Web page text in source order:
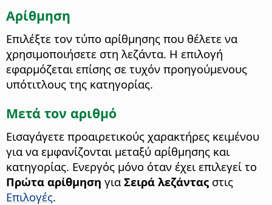
Αρίθμηση
Επιλέξτε τον τύπο αρίθμησης που θέλετε να
χρησιμοποιήσετε στη λεζάντα. Η επιλογή
εφαρμόζεται επίσης σε τυχόν προηγούμενους
υπότιτλους της κατηγορίας.
Μετά τον αριθμό
Εισαγάγετε προαιρετικούς χαρακτήρες κειμένου
για να εμφανίζονται μεταξύ αρίθμησης και
κατηγορίας. Ενεργός μόνο όταν έχει επιλεγεί το
Πρώτα αρίθμηση για Σειρά λεζάντας στις
Επιλογές.